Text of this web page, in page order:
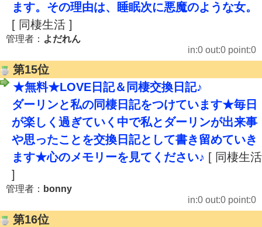
ます。その理由は、睡眠次に悪魔のような女。
[ 同棲生活 ]
管理者： よだれん
in:0 out:0 point:0
第15位
★無料★LOVE日記＆同棲交換日記♪
ダーリンと私の同棲日記をつけています★毎日
が楽しく過ぎていく中で私とダーリンが出来事
や思ったことを交換日記として書き留めていき
ます★心のメモリーを見てください♪ [ 同棲生活
]
管理者： bonny
in:0 out:0 point:0
第16位